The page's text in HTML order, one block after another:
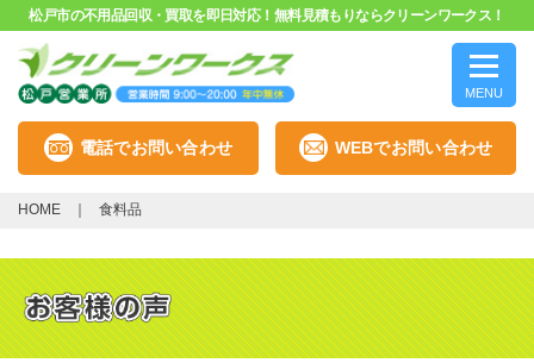
松戸市の不用品回収・買取を即日対応！無料見積もりならクリーンワークス！
MENU
電話でお問い合わせ WEBでお問い合わせ
HOME 食料品